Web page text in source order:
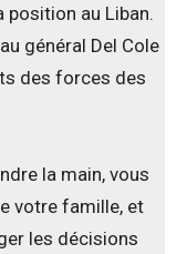
position au Liban.
général Del Cole
des forces des
la main, vous
votre famille, et
les décisions